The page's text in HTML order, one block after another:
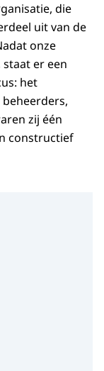
die
uit van de
onze
er een
het
zij één
constructief